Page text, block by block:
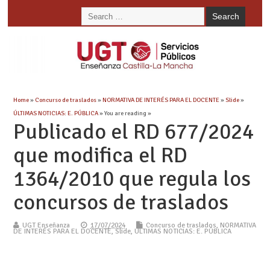
Home» Concurso de traslados»NORMATIVA DE INTERÉS PARA EL DOCENTE»Slide»
ÚLTIMAS NOTICIAS: E. PÚBLICA» You are reading »
Publicado el RD 677/2024
que modifica el RD
1364/2010 que regula los
concursos de traslados
UGT Enseñanza 17/07/2024 Concurso de traslados, NORMATIVA
DE INTERÉS PARA EL DOCENTE,Slide, ÚLTIMAS NOTICIAS: E. PÚBLICA